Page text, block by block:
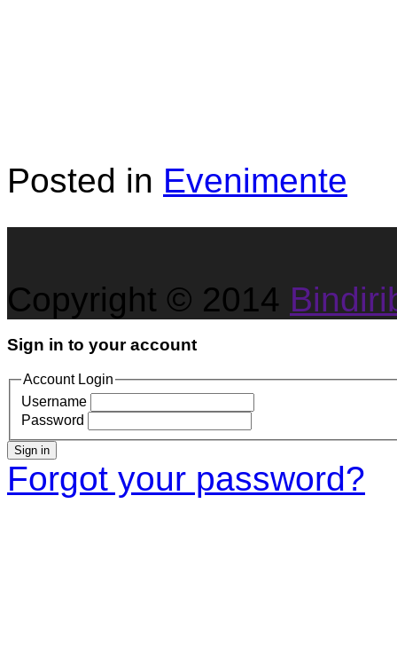
Posted in Evenimente
Copyright © 2014
Sign in to your account
Account Login
Username
Password
Sign in
Forgot your password?